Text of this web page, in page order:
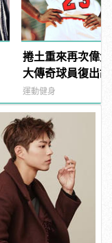
捲土重來再次偉
大傳奇球員復出
運動健身